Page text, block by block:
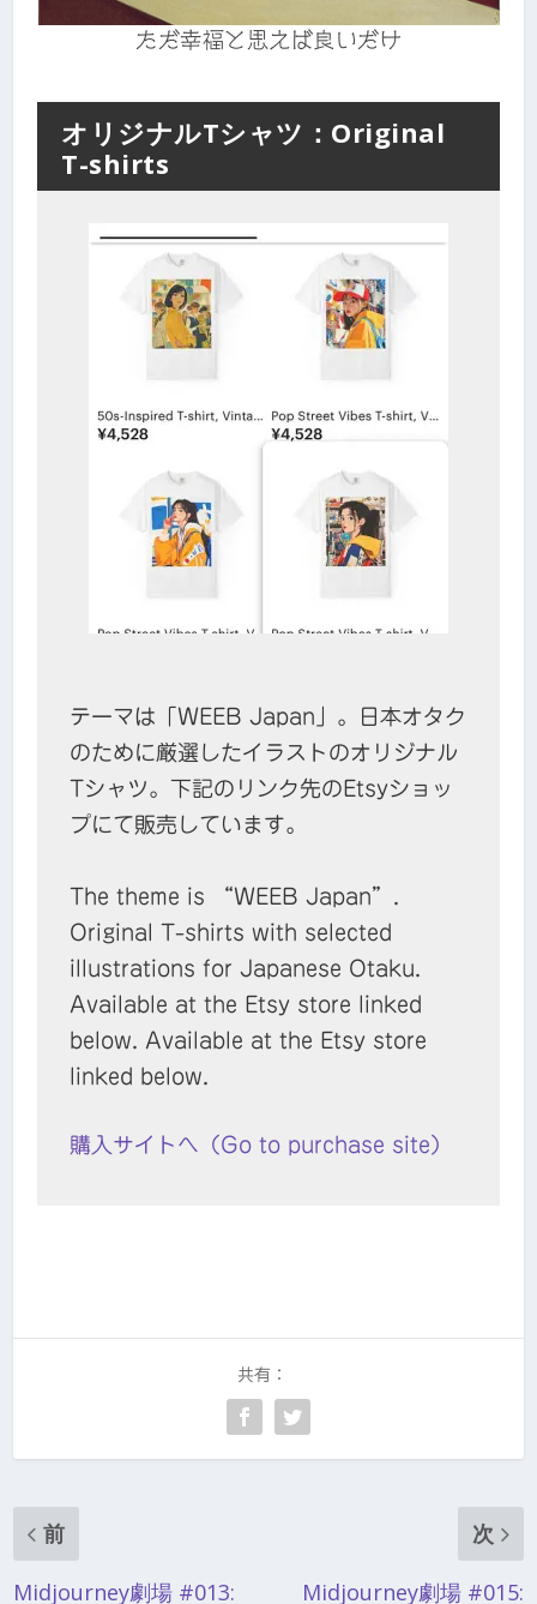
ただ幸福と思えば良いだけ
オリジナルTシャツ：Original
T-shirts
テーマは「WEEB Japan」。日本オタク
のために厳選したイラストのオリジナル
Tシャツ。下記のリンク先のEtsyショッ
プにて販売しています。
The theme is “WEEB Japan”.
Original T-shirts with selected
illustrations for Japanese Otaku.
Available at the Etsy store linked
below. Available at the Etsy store
linked below.
購入サイトへ（Go to purchase site）
共有：
前
Midjourney劇場 #013:
次
Midjourney劇場 #015: